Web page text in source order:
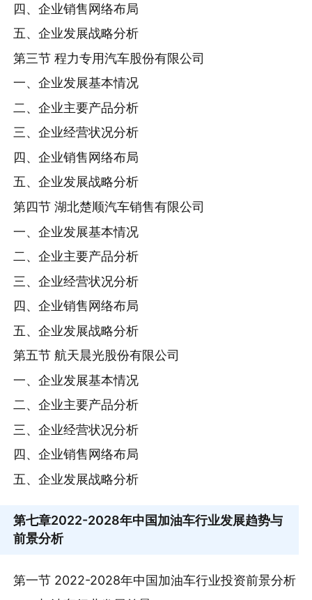
四、企业销售网络布局
五、企业发展战略分析
第三节 程力专用汽车股份有限公司
一、企业发展基本情况
二、企业主要产品分析
三、企业经营状况分析
四、企业销售网络布局
五、企业发展战略分析
第四节 湖北楚顺汽车销售有限公司
一、企业发展基本情况
二、企业主要产品分析
三、企业经营状况分析
四、企业销售网络布局
五、企业发展战略分析
第五节 航天晨光股份有限公司
一、企业发展基本情况
二、企业主要产品分析
三、企业经营状况分析
四、企业销售网络布局
五、企业发展战略分析
第七章2022-2028年中国加油车行业发展趋势与
前景分析
第一节 2022-2028年中国加油车行业投资前景分析